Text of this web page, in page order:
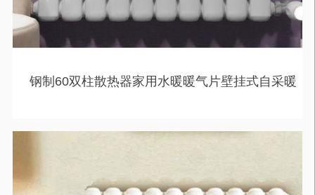
钢制60双柱散热器家用水暖暖气片壁挂式自采暖